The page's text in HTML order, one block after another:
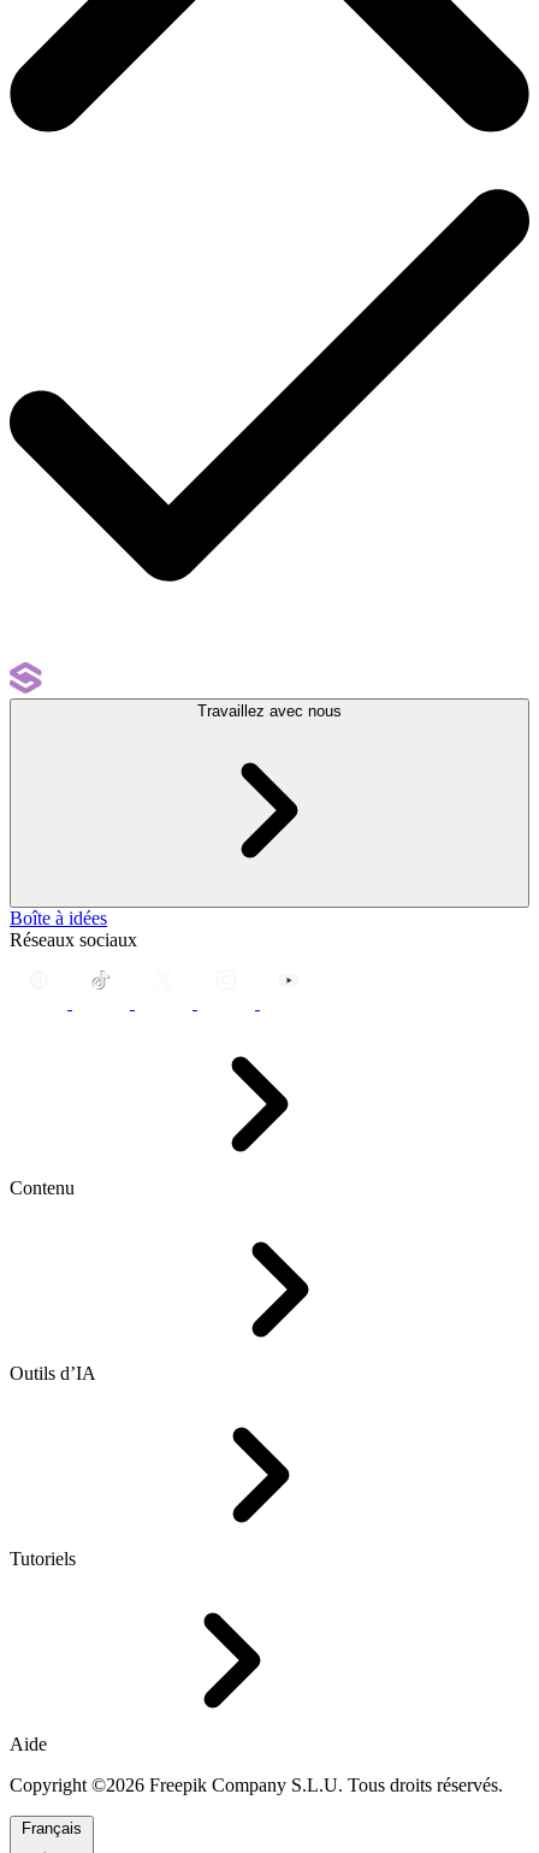
Travaillez avec nous
Boîte à idées
Réseaux sociaux
Contenu
Outils d’IA
Tutoriels
Aide
Copyright ©2026 Freepik Company S.L.U. Tous droits réservés.
Français